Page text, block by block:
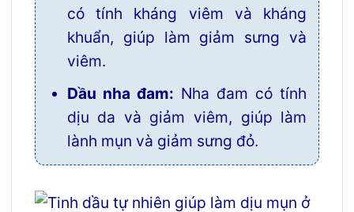
có tính kháng viêm và kháng
khuẩn, giúp làm giảm sưng và
viêm.
Dầu nha đam: Nha đam có tính
dịu da và giảm viêm, giúp làm
lành mụn và giảm sưng đỏ.